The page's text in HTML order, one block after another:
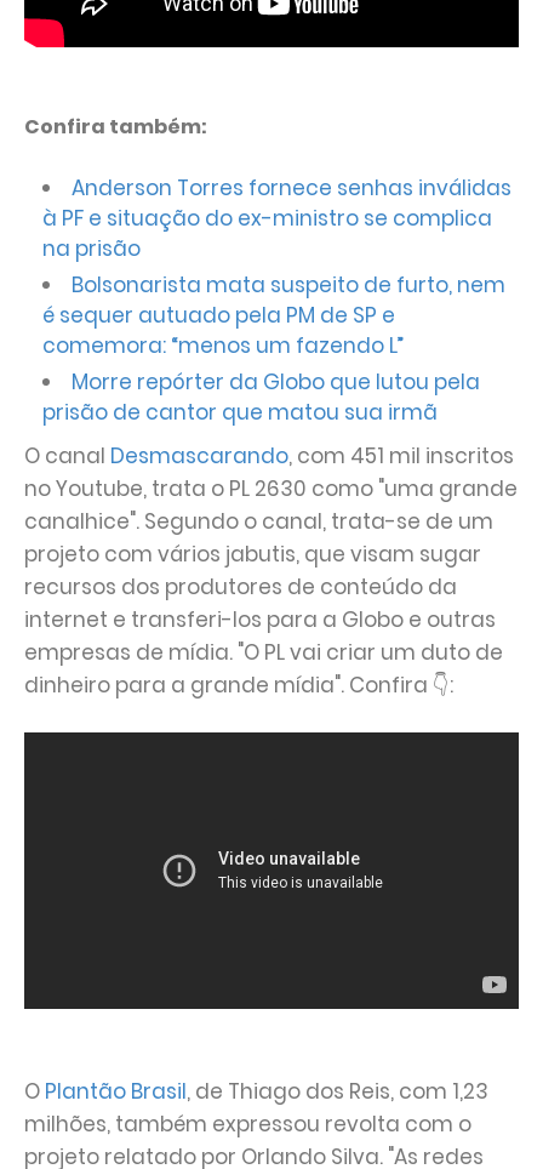
Confira também:
Anderson Torres fornece senhas inválidas
à PF e situação do ex-ministro se complica
na prisão
Bolsonarista mata suspeito de furto, nem
é sequer autuado pela PM de SP e
comemora: “menos um fazendo L”
Morre repórter da Globo que lutou pela
prisão de cantor que matou sua irmã
O canal Desmascarando, com 451 mil inscritos
no Youtube, trata o PL 2630 como "uma grande
canalhice". Segundo o canal, trata-se de um
projeto com vários jabutis, que visam sugar
recursos dos produtores de conteúdo da
internet e transferi-los para a Globo e outras
empresas de mídia. "O PL vai criar um duto de
dinheiro para a grande mídia". Confira 👇:
O Plantão Brasil, de Thiago dos Reis, com 1,23
milhões, também expressou revolta com o
projeto relatado por Orlando Silva. "As redes